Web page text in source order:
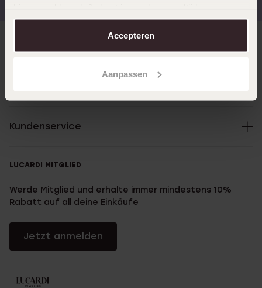
aanpassen. Lees er meer over in onscookiebeleid.
Accepteren
Aanpassen
Kundenservice
LUCARDI MITGLIED
Werde Mitglied und erhalte immer mindestens 10%
Rabatt auf all deine Einkäufe
Jetzt anmelden